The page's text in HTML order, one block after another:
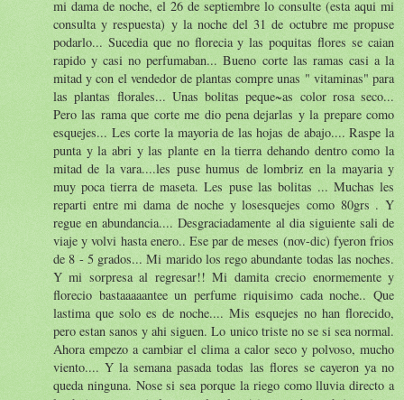
mi dama de noche, el 26 de septiembre lo consulte (esta aqui mi
consulta y respuesta) y la noche del 31 de octubre me propuse
podarlo... Sucedia que no florecia y las poquitas flores se caian
rapido y casi no perfumaban... Bueno corte las ramas casi a la
mitad y con el vendedor de plantas compre unas " vitaminas" para
las plantas florales... Unas bolitas peque~as color rosa seco...
Pero las rama que corte me dio pena dejarlas y la prepare como
esquejes... Les corte la mayoria de las hojas de abajo.... Raspe la
punta y la abri y las plante en la tierra dehando dentro como la
mitad de la vara....les puse humus de lombriz en la mayaria y
muy poca tierra de maseta. Les puse las bolitas ... Muchas les
reparti entre mi dama de noche y losesquejes como 80grs . Y
regue en abundancia.... Desgraciadamente al dia siguiente sali de
viaje y volvi hasta enero.. Ese par de meses (nov-dic) fyeron frios
de 8 - 5 grados... Mi marido los rego abundante todas las noches.
Y mi sorpresa al regresar!! Mi damita crecio enormemente y
florecio bastaaaaantee un perfume riquisimo cada noche.. Que
lastima que solo es de noche.... Mis esquejes no han florecido,
pero estan sanos y ahi siguen. Lo unico triste no se si sea normal.
Ahora empezo a cambiar el clima a calor seco y polvoso, mucho
viento.... Y la semana pasada todas las flores se cayeron ya no
queda ninguna. Nose si sea porque la riego como lluvia directo a